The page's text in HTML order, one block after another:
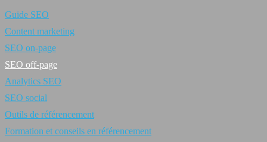
Guide SEO
Content marketing
SEO on-page
SEO off-page
Analytics SEO
SEO social
Outils de référencement
Formation et conseils en référencement